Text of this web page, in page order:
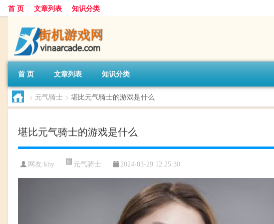
首 页 文章列表 知识分类
首 页 文章列表 知识分类
> 元气骑士 > 堪比元气骑士的游戏是什么
堪比元气骑士的游戏是什么
网友: kby 元气骑士 2024-03-29 12:25:30